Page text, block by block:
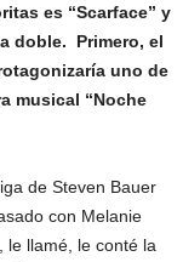
es “Scarface” y
doble. Primero, el
uno de
musical “Noche
de Steven Bauer
con Melanie
le llamé, le conté la